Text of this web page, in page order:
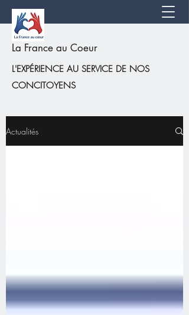
La France au Coeur
L'EXPÉRIENCE AU SERVICE DE NOS
CONCITOYENS
Actualités